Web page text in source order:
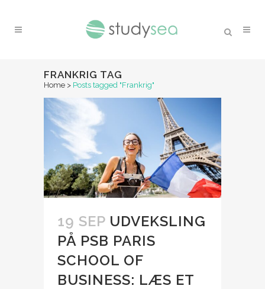
FRANKRIG TAG
Home > Posts tagged "Frankrig"
19 SEP UDVEKSLING
PÅ PSB PARIS
SCHOOL OF
BUSINESS: LÆS ET